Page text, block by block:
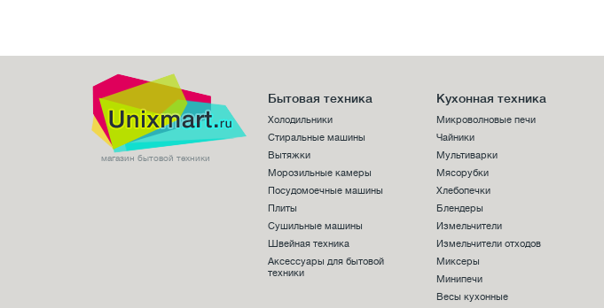
магазин бытовой техники
Бытовая техника
Холодильники
Стиральные машины
Вытяжки
Морозильные камеры
Посудомоечные машины
Плиты
Сушильные машины
Швейная техника
Аксессуары для бытовой
техники
Кухонная техника
Микроволновые печи
Чайники
Мультиварки
Мясорубки
Хлебопечки
Блендеры
Измельчители
Измельчители отходов
Миксеры
Минипечи
Весы кухонные